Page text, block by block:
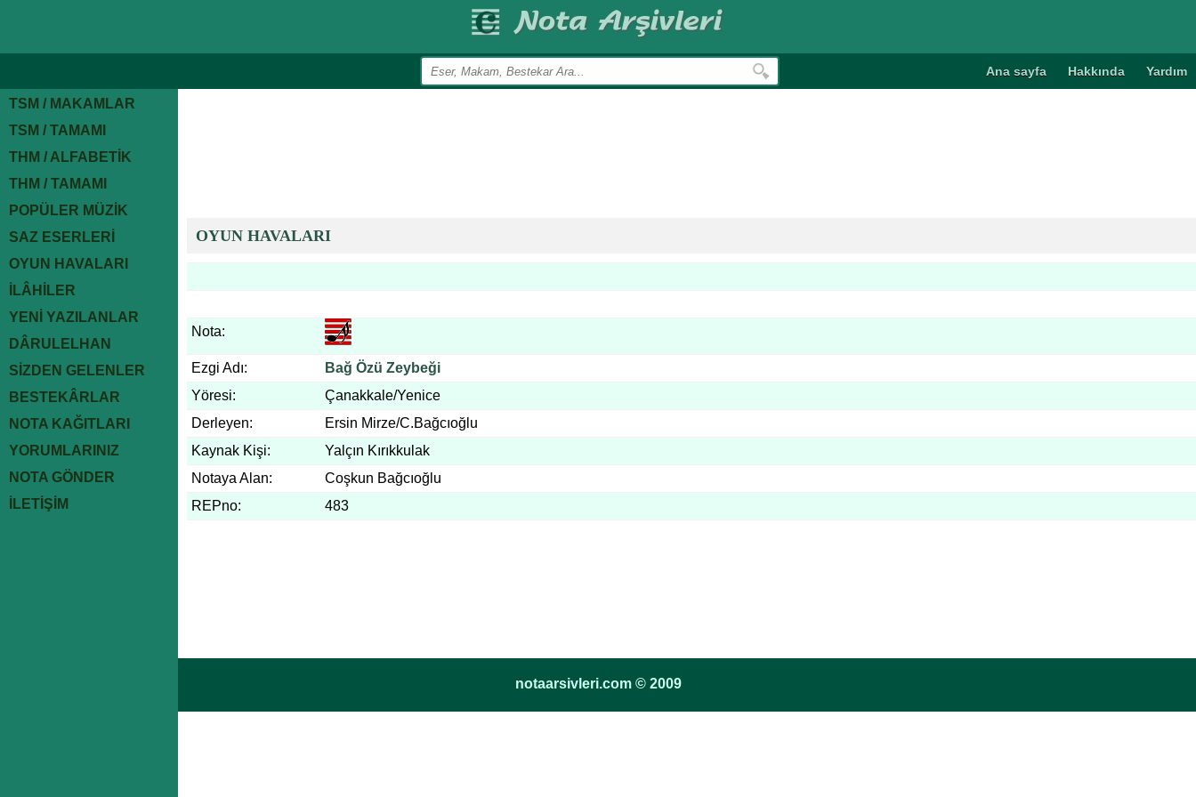
Ana sayfa Hakkında Yardım
TSM / MAKAMLAR
TSM / TAMAMI
THM / ALFABETİK
THM / TAMAMI
POPÜLER MÜZİK
SAZ ESERLERİ
OYUN HAVALARI
İLÂHİLER
YENİ YAZILANLAR
DÂRULELHAN
SİZDEN GELENLER
BESTEKÂRLAR
NOTA KAĞITLARI
YORUMLARINIZ
NOTA GÖNDER
İLETİŞİM
OYUN HAVALARI
Nota:
Ezgi Adı:
Bağ Özü Zeybeği
Yöresi:
Çanakkale/Yenice
Derleyen:
Ersin Mirze/C.Bağcıoğlu
Kaynak Kişi:
Yalçın Kırıkkulak
Notaya Alan:
Coşkun Bağcıoğlu
REPno:
483
notaarsivleri.com © 2009